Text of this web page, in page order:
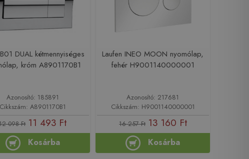
DUAL kétmennyiséges
króm A8901170B1
Azonosító: 185891
Cikkszám: A8901170B1
098 Ft 11 493 Ft
Kosárba
Laufen INEO MOON nyomólap,
fehér H9001140000001
Azonosító: 217681
Cikkszám: H9001140000001
16 257 Ft 13 160 Ft
Kosárba